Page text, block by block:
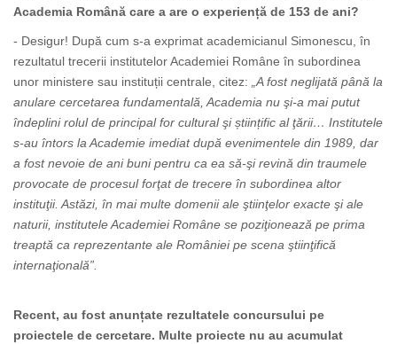
Academia Română care a are o experiență de 153 de ani?
- Desigur! După cum s-a exprimat academicianul Simonescu, în
rezultatul trecerii institutelor Academiei Române în subordinea
unor ministere sau instituții centrale, citez:
„A fost neglijată până la
anulare cercetarea fundamentală, Academia nu şi-a mai putut
îndeplini rolul de principal for cultural şi științific al ţării… Institutele
s-au întors la Academie imediat după evenimentele din 1989, dar
a fost nevoie de ani buni pentru ca ea să-şi revină din traumele
provocate de procesul forţat de trecere în subordinea altor
instituţii. Astăzi, în mai multe domenii ale ştiinţelor exacte şi ale
naturii, institutele Academiei Române se poziţionează pe prima
treaptă ca reprezentante ale României pe scena ştiinţifică
internaţională”.
Recent, au fost anunțate rezultatele concursului pe
proiectele de cercetare. Multe proiecte nu au acumulat